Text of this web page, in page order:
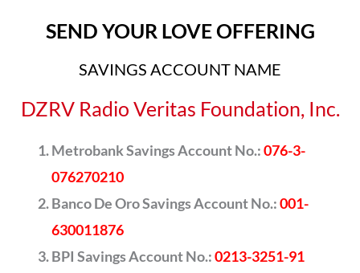
SEND YOUR LOVE OFFERING
SAVINGS ACCOUNT NAME
DZRV Radio Veritas Foundation, Inc.
Metrobank Savings Account No.:076-3-
076270210
Banco De Oro Savings Account No.:001-
630011876
BPI Savings Account No.:0213-3251-91